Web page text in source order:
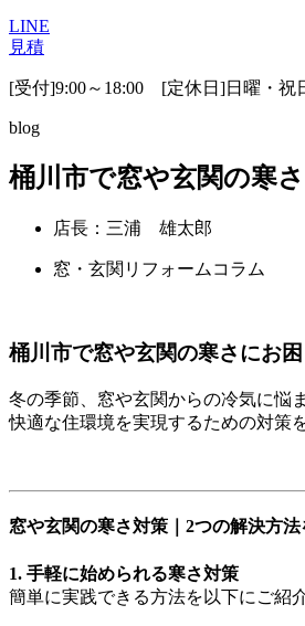
LINE
見積
[受付]9:00～18:00 [定休日]日曜・祝
blog
桶川市で窓や玄関の寒
店長：三浦 雄太郎
窓・玄関リフォームコラム
桶川市で窓や玄関の寒さにお
冬の季節、窓や玄関からの冷気に悩
快適な住環境を実現するための対策
窓や玄関の寒さ対策｜2つの解決方法
1. 手軽に始められる寒さ対策
簡単に実践できる方法を以下にご紹